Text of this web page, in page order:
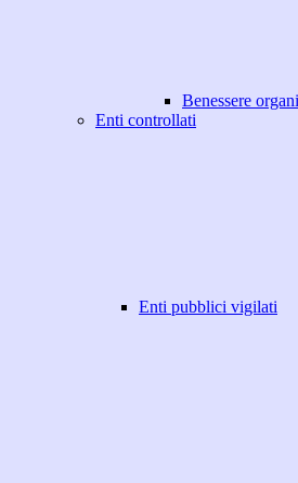
Benessere
Enti controllati
Enti pubblici vigilati